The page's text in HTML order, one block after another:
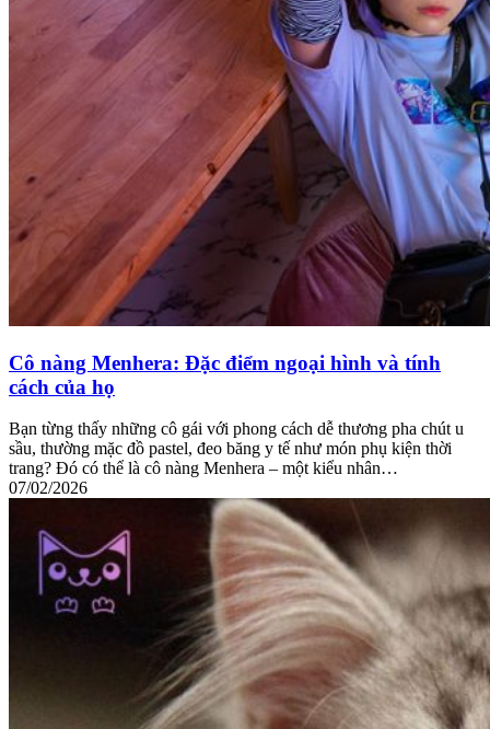
Cô nàng Menhera: Đặc điểm ngoại hình và tính
cách của họ
Bạn từng thấy những cô gái với phong cách dễ thương pha chút u
sầu, thường mặc đồ pastel, đeo băng y tế như món phụ kiện thời
trang? Đó có thể là cô nàng Menhera – một kiểu nhân…
07/02/2026